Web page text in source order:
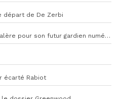
départ de De Zerbi
Restes, Atubolu, Bulka… L’OM galère pour son futur gardien numéro 1
écarté Rabiot